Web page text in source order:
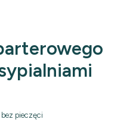
pieczęci